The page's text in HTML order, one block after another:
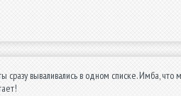
вываливались в одном списке. Имба,